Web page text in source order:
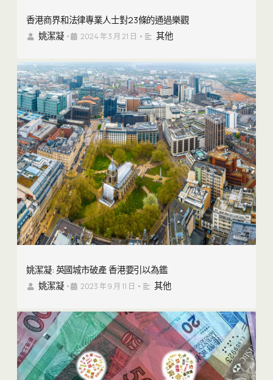
香港商界和法律專業人士對23條的通過樂觀
姚潔凝 • 2024 年 3 月 21 日 • 其他
姚潔凝: 英國城市破產 香港要引以為鑑
姚潔凝 • 2023 年 9 月 11 日 • 其他